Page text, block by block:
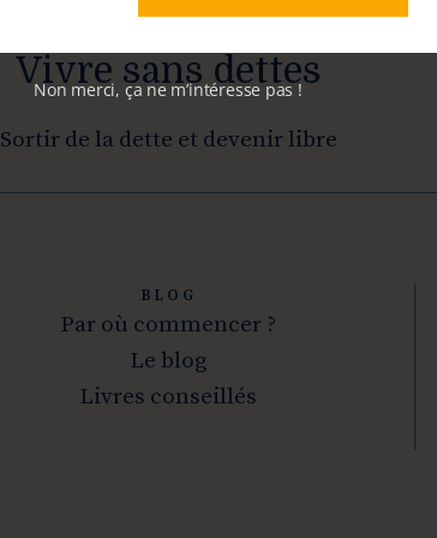
Vivre sans dettes
Sortir de la dette et devenir libre
BLOG
Par où commencer ?
Le blog
Livres conseillés
Non merci, ça ne m’intéresse pas !